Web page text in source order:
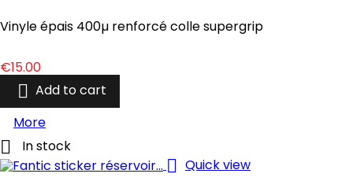
Vinyle épais 400µ renforcé colle supergrip
Price
€15.00
 Add to cart
More
 In stock
 Quick view